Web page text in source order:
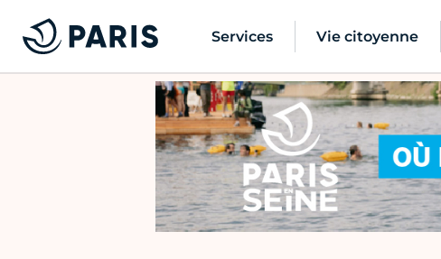
Services Vie citoyenne